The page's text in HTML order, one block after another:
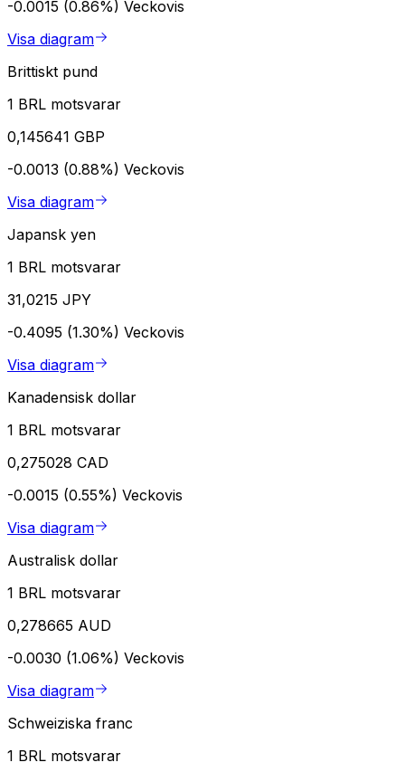
-0.0015 (0.86%) Veckovis
Visa diagram
Brittiskt pund
1 BRL motsvarar
0,145641 GBP
-0.0013 (0.88%) Veckovis
Visa diagram
Japansk yen
1 BRL motsvarar
31,0215 JPY
-0.4095 (1.30%) Veckovis
Visa diagram
Kanadensisk dollar
1 BRL motsvarar
0,275028 CAD
-0.0015 (0.55%) Veckovis
Visa diagram
Australisk dollar
1 BRL motsvarar
0,278665 AUD
-0.0030 (1.06%) Veckovis
Visa diagram
Schweiziska franc
1 BRL motsvarar